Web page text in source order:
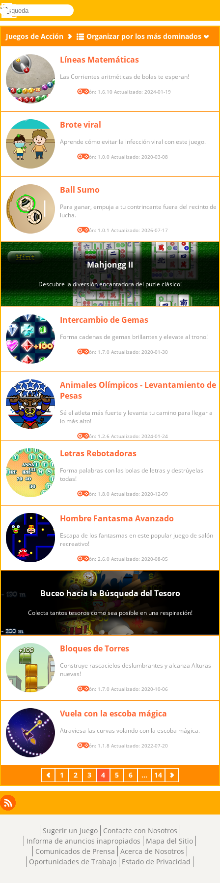
Novel
búsqueda
Acceder
Menú
Juegos de Acción Organizar por los más dominados
Líneas Matemáticas
Las Corrientes aritméticas de bolas te esperan!
Versión: 1.6.10 Actualizado: 2024-01-19
Brote viral
Aprende cómo evitar la infección viral con este juego.
Versión: 1.0.0 Actualizado: 2020-03-08
Ball Sumo
Para ganar, empuja a tu contrincante fuera del recinto de
lucha.
Versión: 1.0.1 Actualizado: 2026-07-17
Intercambio de Gemas
Forma cadenas de gemas brillantes y elevate al trono!
Versión: 1.7.0 Actualizado: 2020-01-30
Animales Olímpicos - Levantamiento de
Pesas
Sé el atleta más fuerte y levanta tu camino para llegar a
lo más alto!
Versión: 1.2.6 Actualizado: 2024-01-24
Letras Rebotadoras
Forma palabras con las bolas de letras y destrúyelas
todas!
Versión: 1.8.0 Actualizado: 2020-12-09
Hombre Fantasma Avanzado
Escapa de los fantasmas en este popular juego de salón
recreativo!
Versión: 2.6.0 Actualizado: 2020-08-05
Bloques de Torres
Construye rascacielos deslumbrantes y alcanza Alturas
nuevas!
Versión: 1.7.0 Actualizado: 2020-10-06
Vuela con la escoba mágica
Atraviesa las curvas volando con la escoba mágica.
Versión: 1.1.8 Actualizado: 2022-07-20
Previos
1 2 3 4 5 6 ... 14 Próximos
Facebook
Instagram
X
LinkedIn
RSS
Sugerir un Juego
Contacte con Nosotros
Informa de anuncios inapropiados
Mapa del Sitio
Comunicados de Prensa
Acerca de Nosotros
Oportunidades de Trabajo
Estado de Privacidad